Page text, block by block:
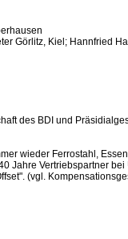
Görlitz, Kiel; Hannfried
des BDI und
wieder Ferrostahl,
Jahre Vertriebspartner
(vgl.